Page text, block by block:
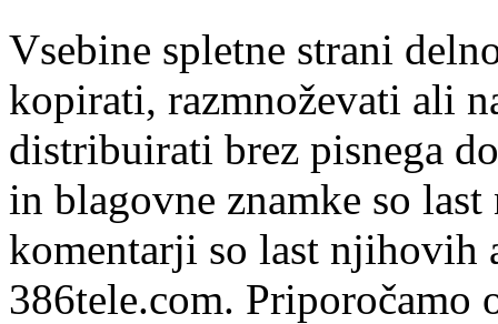
Vsebine spletne strani
kopirati, razmnoževati ali
distribuirati brez pisnega
in blagovne znamke so
komentarji so last njihovih
386tele.com. Priporočamo